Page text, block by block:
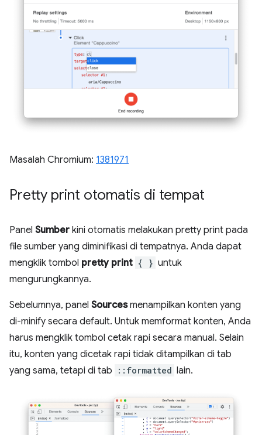
Masalah Chromium: 1381971
Pretty print otomatis di tempat
Panel Sumber kini otomatis melakukan pretty print pada
file sumber yang diminifikasi di tempatnya. Anda dapat
mengklik tombol pretty print { } untuk
mengurungkannya.
Sebelumnya, panel Sourcesmenampilkan konten yang
di-minify secara default. Untuk memformat konten, Anda
harus mengklik tombol cetak rapi secara manual. Selain
itu, konten yang dicetak rapi tidak ditampilkan di tab
yang sama, tetapi di tab
::formatted lain.